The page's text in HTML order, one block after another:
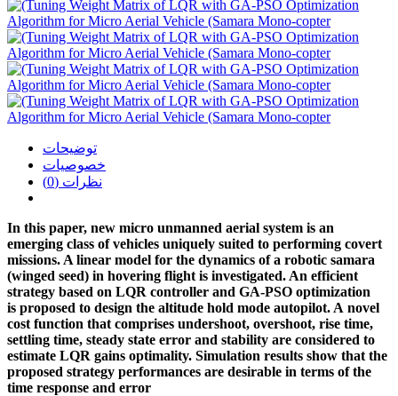
توضیحات
خصوصیات
نظرات (0)
In this paper, new micro unmanned aerial system is an
emerging class of vehicles uniquely suited to performing covert
missions. A linear model for the dynamics of a robotic samara
(winged seed) in hovering flight is investigated. An efficient
strategy based on LQR controller and GA-PSO optimization
is proposed to design the altitude hold mode autopilot. A novel
cost function that comprises undershoot, overshoot, rise time,
settling time, steady state error and stability are considered to
estimate LQR gains optimality. Simulation results show that the
proposed strategy performances are desirable in terms of the
time response and error